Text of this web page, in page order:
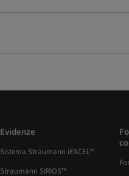
Evidenze
Sistema Straumann iEXCEL™
Straumann SIRIOS™